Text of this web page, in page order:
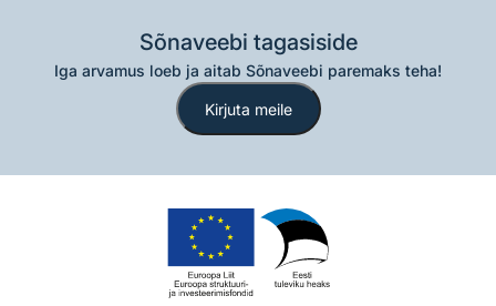
Sõnaveebi tagasiside
Iga arvamus loeb ja aitab Sõnaveebi paremaks teha!
Kirjuta meile